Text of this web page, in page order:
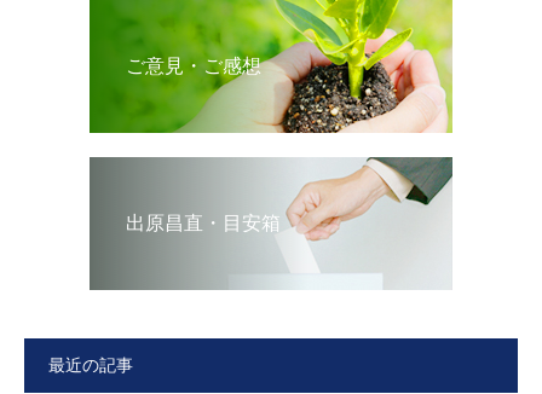
ご意見・ご感想
出原昌直・目安箱
最近の記事